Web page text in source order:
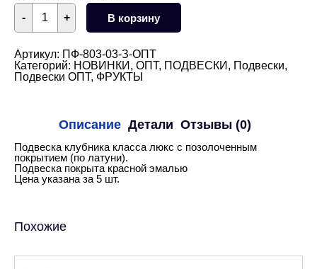
+
Количество
товара
Подвеска
32х23
мм
5
- В корзину
Артикул: ПФ-803-03-З-ОПТ
Категорий: НОВИНКИ , ОПТ, ПОДВЕСКИ , Подвески,
Подвески ОПТ, ФРУКТЫ
Описание Детали Отзывы (0)
Подвеска клубника класса люкс с позолоченным
покрытием (по латуни).
Подвеска покрыта красной эмалью
Цена указана за 5 шт.
Похожие